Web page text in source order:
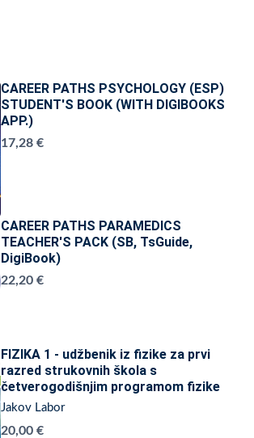
CAREER PATHS PSYCHOLOGY (ESP)
STUDENT'S BOOK (WITH DIGIBOOKS
APP.)
17,28 €
CAREER PATHS PARAMEDICS
TEACHER'S PACK (SB, TsGuide,
DigiBook)
22,20 €
FIZIKA 1 - udžbenik iz fizike za prvi
razred strukovnih škola s
četverogodišnjim programom fizike
Jakov Labor
20,00 €